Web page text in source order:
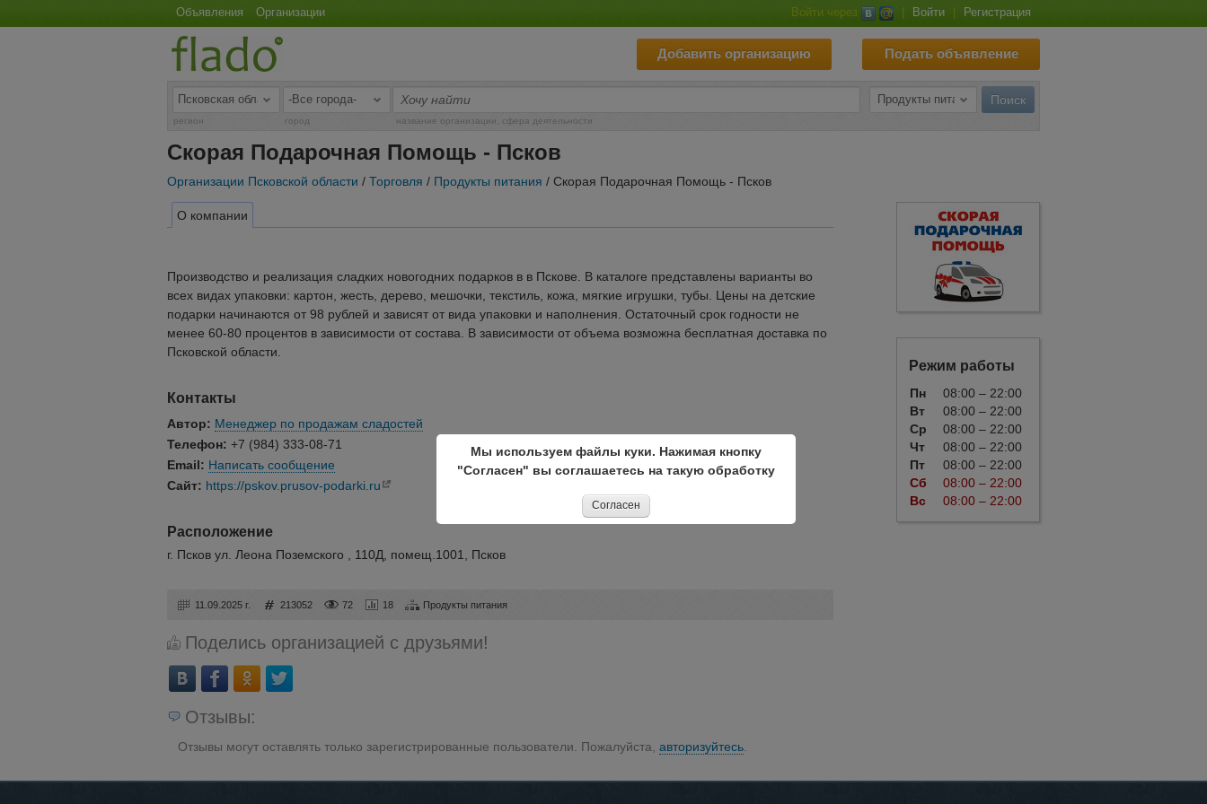
Объявления Организации Войти через Войти Регистрация
Подать объявление
Добавить организацию
регион город название организации, сфера деятельности
Скорая Подарочная Помощь - Псков
Организации Псковской области / Торговля / Продукты питания / Скорая Подарочная Помощь - Псков
Режим работы
Пн
08:00 – 22:00
Вт
08:00 – 22:00
Ср
08:00 – 22:00
Чт
08:00 – 22:00
Пт
08:00 – 22:00
Сб
08:00 – 22:00
Вс
08:00 – 22:00
О компании
Производство и реализация сладких новогодних подарков в в Пскове. В каталоге представлены варианты во
всех видах упаковки: картон, жесть, дерево, мешочки, текстиль, кожа, мягкие игрушки, тубы. Цены на детские
подарки начинаются от 98 рублей и зависят от вида упаковки и наполнения. Остаточный срок годности не
менее 60-80 процентов в зависимости от состава. В зависимости от объема возможна бесплатная доставка по
Псковской области.
Контакты
Автор: Менеджер по продажам сладостей
Телефон: +7 (984) 333-08-71
Email: Написать сообщение
Сайт: https://pskov.prusov-podarki.ru
Расположение
г. Псков ул. Леона Поземского , 110Д, помещ.1001, Псков
11.09.2025 г. 213052 72 18 Продукты питания
Поделись организацией с друзьями!
Отзывы:
Отзывы могут оставлять только зарегистрированные пользователи. Пожалуйста, авторизуйтесь.
Мы используем файлы куки. Нажимая кнопку
"Согласен" вы соглашаетесь на такую обработку
Согласен